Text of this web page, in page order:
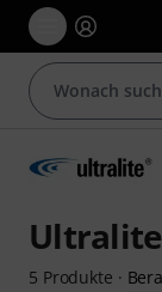
5 Produkte ·